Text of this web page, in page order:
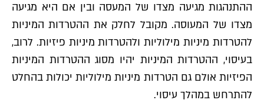
ההתנהגות מגיעה מצדו של המעסה ובין אם היא מגיעה
מצדו של המעוסה. מקובל לחלק את ההטרדות המיניות
להטרדות מיניות מילוליות ולהטרדות מיניות פיזיות. לרוב,
בעיסוי, ההטרדות המיניות יהיו מסוג ההטרדות המיניות
הפיזיות אולם גם הטרדות מיניות מילוליות יכולות בהחלט
להתרחש במהלך עיסוי.